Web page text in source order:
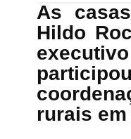
As
Hildo
rurais